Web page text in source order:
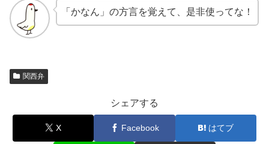
「かなん」の方言を覚えて、是非使ってな！
関西弁
シェアする
X Facebook はてブ